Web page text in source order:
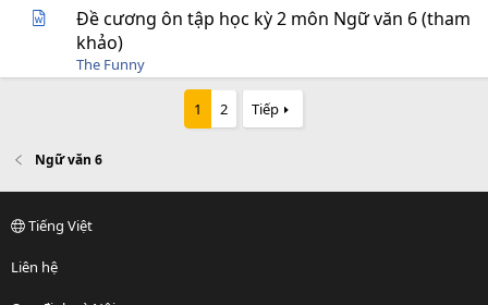
Đề cương ôn tập học kỳ 2 môn Ngữ văn 6 (tham
khảo)
The Funny
1 2 Tiếp
Ngữ văn 6
Tiếng Việt
Liên hệ